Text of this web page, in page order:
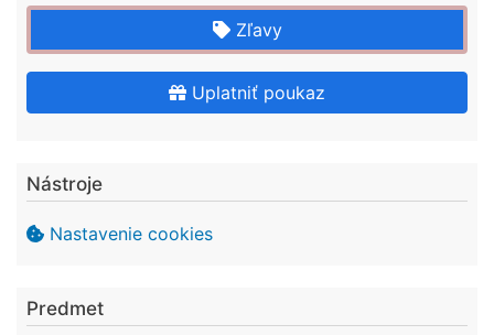
Zľavy
Uplatniť poukaz
Nástroje
Nastavenie cookies
Predmet